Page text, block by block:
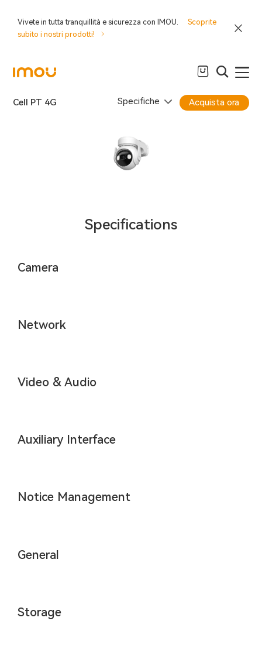
Vivete in tutta tranquillità e sicurezza con IMOU.
Scoprite
subito i nostri prodotti!
Cell PT 4G Specifiche Acquista ora
Specifications
Camera
Network
Video & Audio
Auxiliary Interface
Notice Management
General
Storage